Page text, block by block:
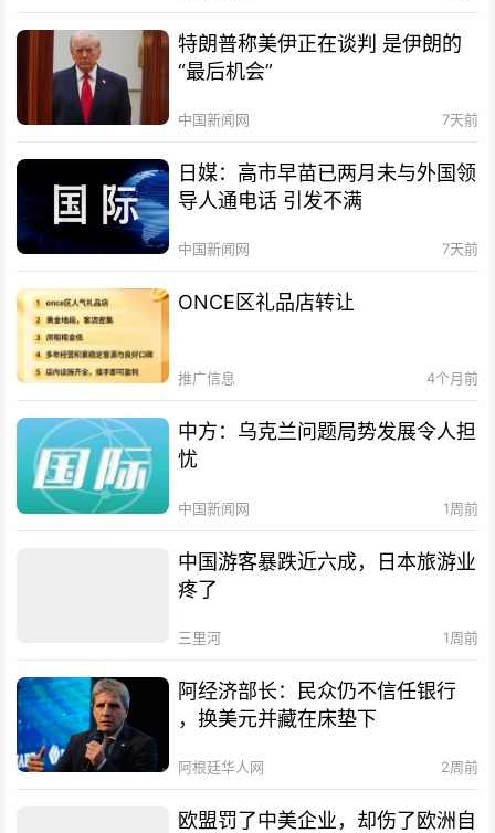
特朗普称美伊正在谈判 是伊朗的
“最后机会”
中国新闻网 7天前
日媒：高市早苗已两月未与外国领
导人通电话 引发不满
中国新闻网 7天前
ONCE区礼品店转让
推广信息 4个月前
中方：乌克兰问题局势发展令人担
忧
中国新闻网 1周前
中国游客暴跌近六成，日本旅游业
疼了
三里河 1周前
阿经济部长：民众仍不信任银行
，换美元并藏在床垫下
阿根廷华人网 2周前
欧盟罚了中美企业，却伤了欧洲自